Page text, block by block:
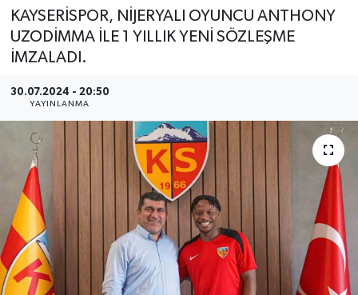
KAYSERİSPOR, NİJERYALI OYUNCU ANTHONY
UZODİMMA İLE 1 YILLIK YENİ SÖZLEŞME
İMZALADI.
30.07.2024 - 20:50
YAYINLANMA
SAĞLIK
EĞİTİM
KÜLTÜR SANAT
Son Dakika Haberleri
Haber Arşivi